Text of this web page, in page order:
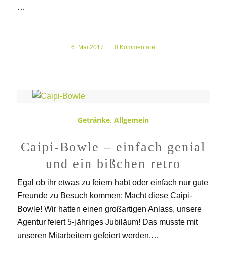
…
6. Mai 2017 0 Kommentare
Getränke,Allgemein
Caipi-Bowle – einfach genial
und ein bißchen retro
Egal ob ihr etwas zu feiern habt oder einfach nur gute
Freunde zu Besuch kommen: Macht diese Caipi-
Bowle! Wir hatten einen großartigen Anlass, unsere
Agentur feiert 5-jähriges Jubiläum! Das musste mit
unseren Mitarbeitern gefeiert werden.…